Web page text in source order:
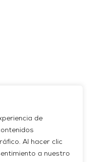
de
Al hacer clic
a nuestro